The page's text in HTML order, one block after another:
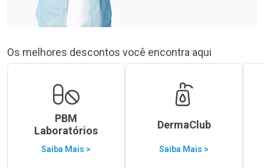
Os melhores descontos você encontra aqui
PBM
Laboratórios
Saiba Mais >
DermaClub
Saiba Mais >